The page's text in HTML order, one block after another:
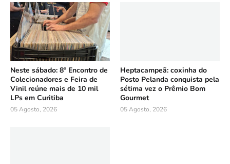
Neste sábado: 8º Encontro de
Colecionadores e Feira de
Vinil reúne mais de 10 mil
LPs em Curitiba
05 Agosto, 2026
Heptacampeã: coxinha do
Posto Pelanda conquista pela
sétima vez o Prêmio Bom
Gourmet
05 Agosto, 2026